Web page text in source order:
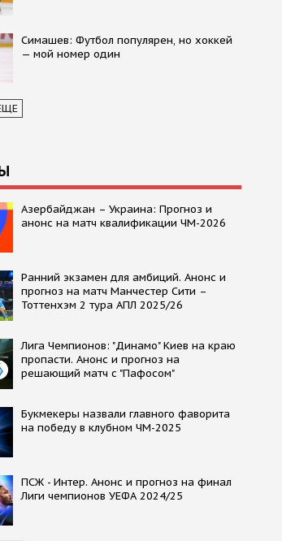
Симашев: Футбол популярен, но хоккей
— мой номер один
Азербайджан – Украина: Прогноз и
анонс на матч квалификации ЧМ-2026
Ранний экзамен для амбиций. Анонс и
прогноз на матч Манчестер Сити –
Тоттенхэм 2 тура АПЛ 2025/26
Лига Чемпионов: "Динамо" Киев на краю
пропасти. Анонс и прогноз на
решающий матч с "Пафосом"
Букмекеры назвали главного фаворита
на победу в клубном ЧМ-2025
ПСЖ - Интер. Анонс и прогноз на финал
Лиги чемпионов УЕФА 2024/25